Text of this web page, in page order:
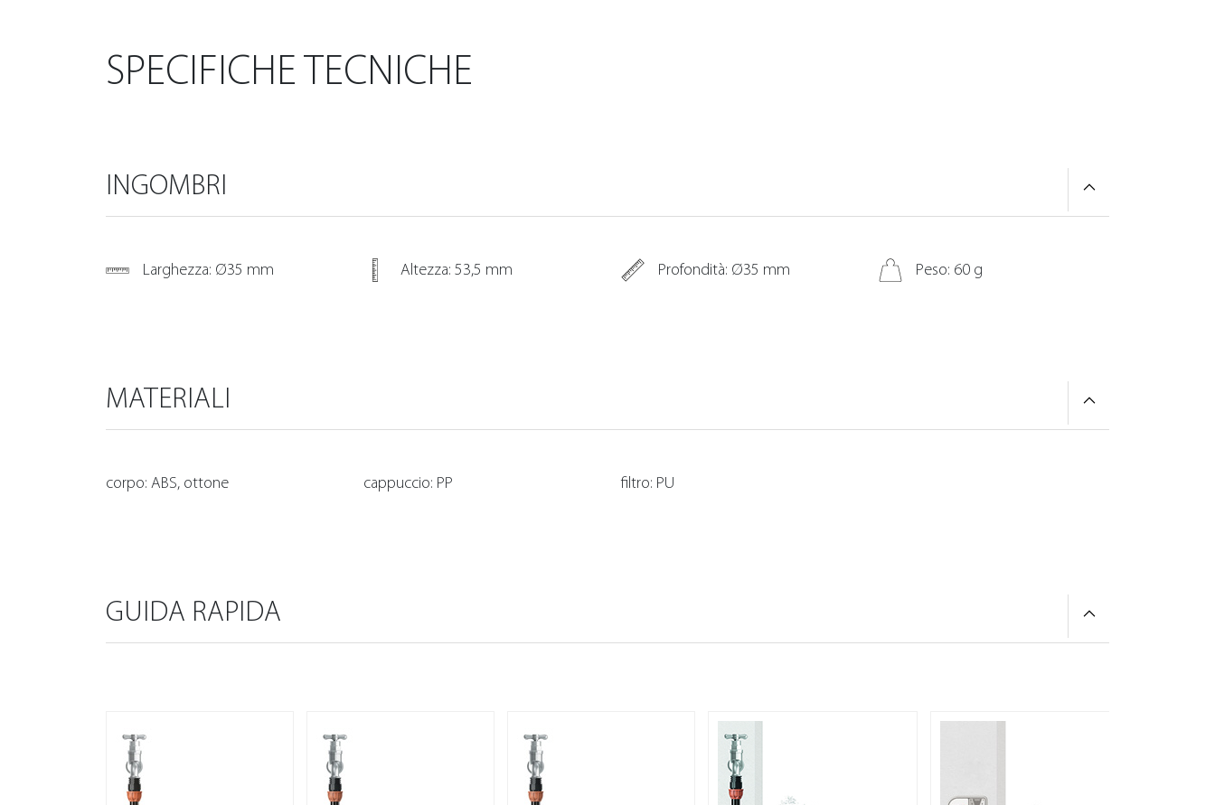
SPECIFICHE TECNICHE
INGOMBRI
Larghezza: Ø35 mm Altezza: 53,5 mm Profondità: Ø35 mm Peso: 60 g
MATERIALI
corpo: ABS, ottone cappuccio: PP filtro: PU
GUIDA RAPIDA